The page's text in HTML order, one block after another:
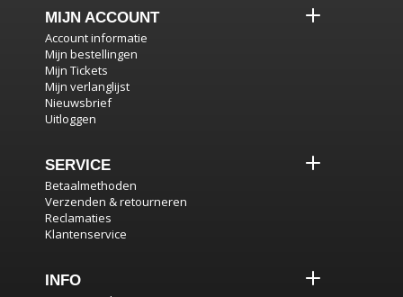
MIJN ACCOUNT
Account informatie
Mijn bestellingen
Mijn Tickets
Mijn verlanglijst
Nieuwsbrief
Uitloggen
SERVICE
Betaalmethoden
Verzenden & retourneren
Reclamaties
Klantenservice
INFO